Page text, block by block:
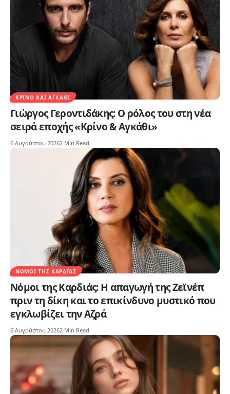
ΚΡΊΝΟ ΚΑΙ ΑΓΚΆΘΙ
Γιώργος Γεροντιδάκης: Ο ρόλος του στη νέα
σειρά εποχής «Κρίνο & Αγκάθι»
6 Αυγούστου 20262 Min Read
ΝΌΜΟΙ ΤΗΣ ΚΑΡΔΙΆΣ
Νόμοι της Καρδιάς: Η απαγωγή της Ζεϊνέπ
πριν τη δίκη και το επικίνδυνο μυστικό που
εγκλωβίζει την Αζρά
6 Αυγούστου 20262 Min Read